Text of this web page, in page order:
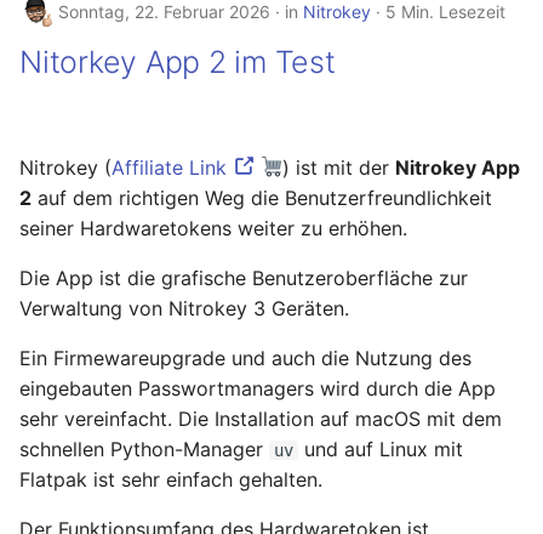
Oktober 2023
September 2023
Juli 2023
April 2023
März 2023
Februar 2023
Januar 2023
Sonntag, 22. Februar 2026 in Nitrokey 5 Min. Lesezeit
Nitorkey App 2 im Test
Nitrokey (Affiliate Link ) ist mit der Nitrokey App
2 auf dem richtigen Weg die Benutzerfreundlichkeit
seiner Hardwaretokens weiter zu erhöhen.
Die App ist die grafische Benutzeroberfläche zur
Verwaltung von Nitrokey 3 Geräten.
Ein Firmewareupgrade und auch die Nutzung des
eingebauten Passwortmanagers wird durch die App
sehr vereinfacht. Die Installation auf macOS mit dem
schnellen Python-Manager
uv
und auf Linux mit
Flatpak ist sehr einfach gehalten.
Der Funktionsumfang des Hardwaretoken ist